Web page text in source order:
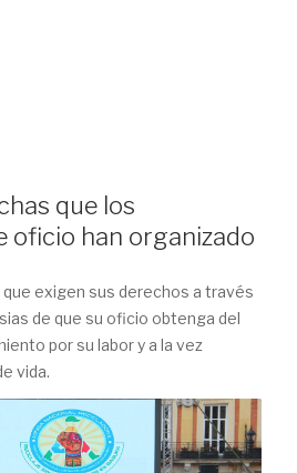
Gremial – Nota Pública sobre
Comunicado de prensa: Caucus
que los
oficio han organizado
exigen sus derechos a través
de que su oficio obtenga del
por su labor y a la vez
vida.